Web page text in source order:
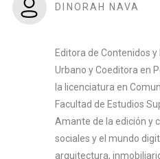
DINORAH NAVA
Editora de Contenidos
Urbano y Coeditora en
la licenciatura en
Facultad de Estudios
Amante de la edición y
sociales y el mundo
arquitectura,